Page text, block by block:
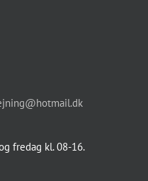
fredag kl. 08-16.